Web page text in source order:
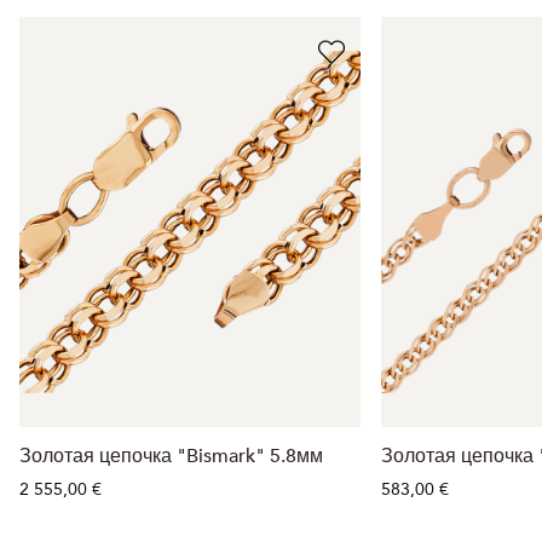
Золотая цепочка "Bismark" 5.8мм
2 555,00 €
Золотая
583,00 €